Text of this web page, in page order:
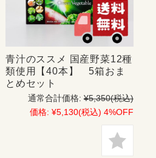
青汁のススメ 国産野菜12種
類使用【40本】 5箱おま
とめセット
通常合計価格: ¥5,350(税込)
価格: ¥5,130(税込) 4%OFF